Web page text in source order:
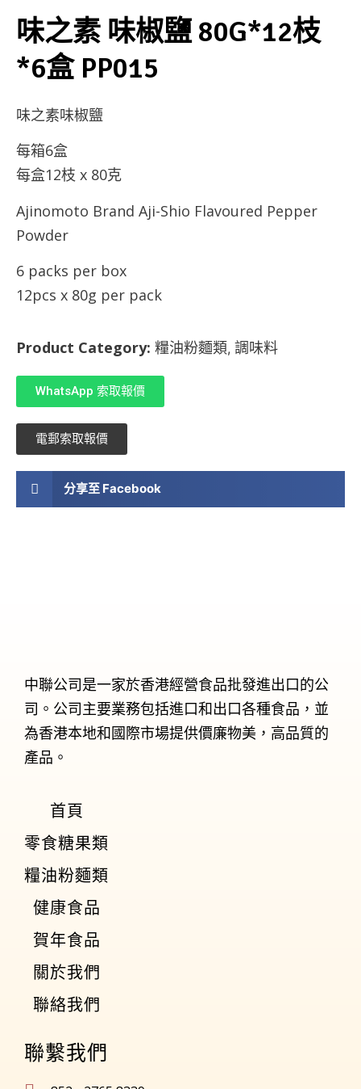
味之素 味椒鹽 80G*12枝
*6盒 PP015
味之素味椒鹽
每箱6盒
每盒12枝 x 80克
Ajinomoto Brand Aji-Shio Flavoured Pepper
Powder
6 packs per box
12pcs x 80g per pack
Product Category: 糧油粉麵類, 調味料
WhatsApp 索取報價
電郵索取報價
分享至 Facebook
中聯公司是一家於香港經營食品批發進出口的公
司。公司主要業務包括進口和出口各種食品，並
為香港本地和國際市場提供價廉物美，高品質的
產品。
首頁
零食糖果類
糧油粉麵類
健康食品
賀年食品
關於我們
聯絡我們
聯繫我們